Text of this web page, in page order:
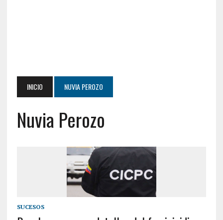
INICIO NUVIA PEROZO
Nuvia Perozo
SUCESOS